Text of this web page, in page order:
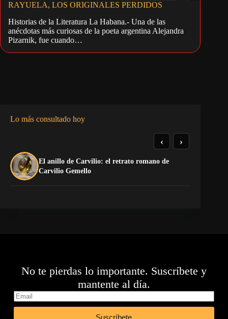
RAYUELA, LOS ORIGINALES PERDIDOS
Historias de la Literatura La Habana.- Una de las
anécdotas más curiosas de la poeta argentina Alejandra
Pizarnik, fue cuando…
Lo más consultado hoy
El anillo de Carvilio: el retrato romano de
Carvilio Gemello
‹ ›
No te pierdas lo importante. Suscríbete y
mantente al día.
Suscríbete